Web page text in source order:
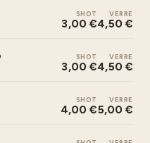
SHOT
3,00 €
VERRE
4,50 €
SHOT
3,00 €
VERRE
4,50 €
SHOT
4,00 €
VERRE
5,00 €